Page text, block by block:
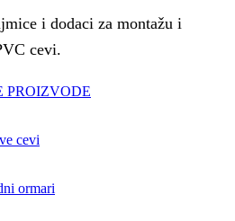
i dodaci za montažu i
cevi.
PROIZVODE
cevi
ormari